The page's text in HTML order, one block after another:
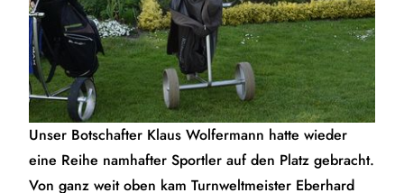
Unser Botschafter Klaus Wolfermann hatte wieder
eine Reihe namhafter Sportler auf den Platz gebracht.
Von ganz weit oben kam Turnweltmeister Eberhard